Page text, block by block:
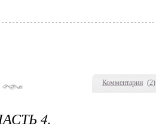
Комментарии (2)
4.